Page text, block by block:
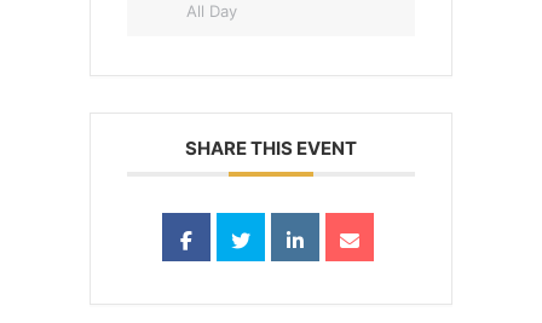
All Day
SHARE THIS EVENT